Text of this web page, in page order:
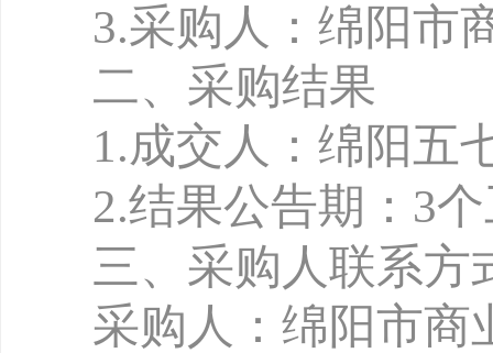
3.采购人：绵阳市
二、采购结果
1.成交人：绵阳五
2.结果公告期： 3
三、采购人联系方
采购人：绵阳市商